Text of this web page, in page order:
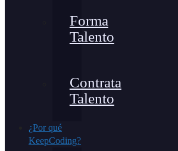
Forma
Talento
Contrata
Talento
¿Por qué
KeepCoding?